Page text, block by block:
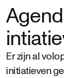
bestaande
helpen
de grond
Er zijn al
initiatieven